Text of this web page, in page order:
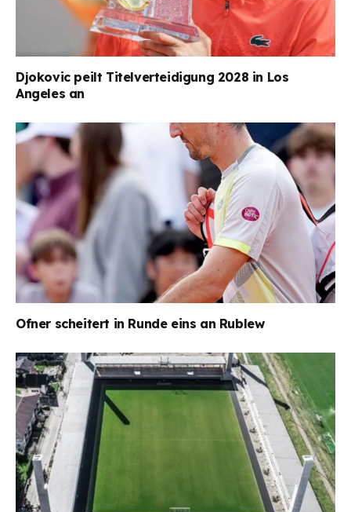
Djokovic peilt Titelverteidigung 2028 in Los
Angeles an
Ofner scheitert in Runde eins an Rublew